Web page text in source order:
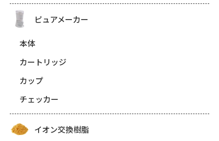
ピュアメーカー
本体
カートリッジ
カップ
チェッカー
イオン交換樹脂